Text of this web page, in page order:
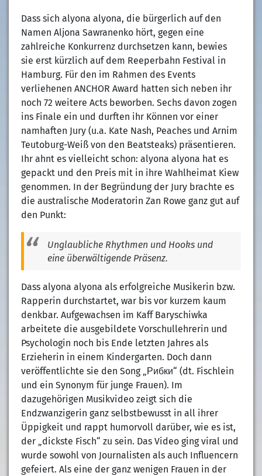
Dass sich alyona alyona, die bürgerlich auf den
Namen Aljona Sawranenko hört, gegen eine
zahlreiche Konkurrenz durchsetzen kann, bewies
sie erst kürzlich auf dem Reeperbahn Festival in
Hamburg. Für den im Rahmen des Events
verliehenen ANCHOR Award hatten sich neben ihr
noch 72 weitere Acts beworben. Sechs davon zogen
ins Finale ein und durften ihr Können vor einer
namhaften Jury (u.a. Kate Nash, Peaches und Arnim
Teutoburg-Weiß von den Beatsteaks) präsentieren.
Ihr ahnt es vielleicht schon: alyona alyona hat es
gepackt und den Preis mit in ihre Wahlheimat Kiew
genommen. In der Begründung der Jury brachte es
die australische Moderatorin Zan Rowe ganz gut auf
den Punkt:
Unglaubliche Rhythmen und Hooks und
eine überwältigende Präsenz.
Dass alyona alyona als erfolgreiche Musikerin bzw.
Rapperin durchstartet, war bis vor kurzem kaum
denkbar. Aufgewachsen im Kaff Baryschiwka
arbeitete die ausgebildete Vorschullehrerin und
Psychologin noch bis Ende letzten Jahres als
Erzieherin in einem Kindergarten. Doch dann
veröffentlichte sie den Song „Рибки“ (dt. Fischlein
und ein Synonym für junge Frauen). Im
dazugehörigen Musikvideo zeigt sich die
Endzwanzigerin ganz selbstbewusst in all ihrer
Üppigkeit und rappt humorvoll darüber, wie es ist,
der „dickste Fisch“ zu sein. Das Video ging viral und
wurde sowohl von Journalisten als auch Influencern
gefeiert. Als eine der ganz wenigen Frauen in der